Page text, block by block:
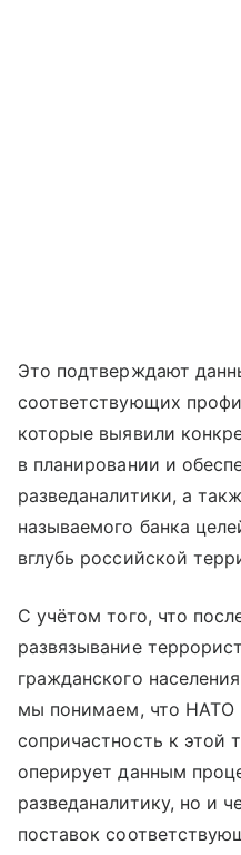
Это подтверждают
соответствующих
которые выявили
в планировании и
разведаналитики, а
называемого банка
вглубь российской
С учётом того, что
развязывание
гражданского
мы понимаем, что НАТО
сопричастность к этой
оперирует данным
разведаналитику, но и
поставок